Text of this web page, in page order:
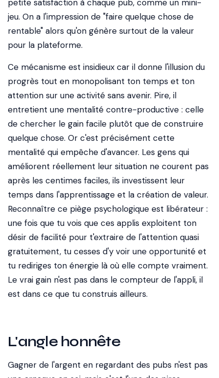
petite satisfaction à chaque pub, comme un mini-
jeu. On a l'impression de "faire quelque chose de
rentable" alors qu'on génère surtout de la valeur
pour la plateforme.
Ce mécanisme est insidieux car il donne l'illusion du
progrès tout en monopolisant ton temps et ton
attention sur une activité sans avenir. Pire, il
entretient une mentalité contre-productive : celle
de chercher le gain facile plutôt que de construire
quelque chose. Or c'est précisément cette
mentalité qui empêche d'avancer. Les gens qui
améliorent réellement leur situation ne courent pas
après les centimes faciles, ils investissent leur
temps dans l'apprentissage et la création de valeur.
Reconnaître ce piège psychologique est libérateur :
une fois que tu vois que ces applis exploitent ton
désir de facilité pour t'extraire de l'attention quasi
gratuitement, tu cesses d'y voir une opportunité et
tu rediriges ton énergie là où elle compte vraiment.
Le vrai gain n'est pas dans le compteur de l'appli, il
est dans ce que tu construis ailleurs.
L'angle honnête
Gagner de l'argent en regardant des pubs n'est pas